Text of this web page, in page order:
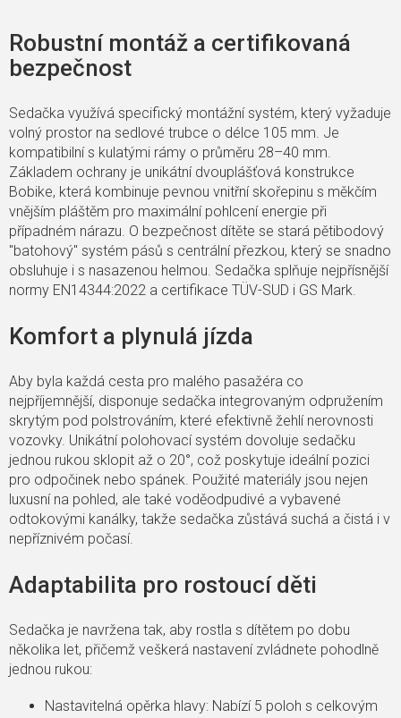
Robustní montáž a certifikovaná
bezpečnost
Sedačka využívá specifický montážní systém, který vyžaduje
volný prostor na sedlové trubce o délce 105 mm. Je
kompatibilní s kulatými rámy o průměru 28–40 mm.
Základem ochrany je unikátní dvouplášťová konstrukce
Bobike, která kombinuje pevnou vnitřní skořepinu s měkčím
vnějším pláštěm pro maximální pohlcení energie při
případném nárazu. O bezpečnost dítěte se stará pětibodový
"batohový" systém pásů s centrální přezkou, který se snadno
obsluhuje i s nasazenou helmou. Sedačka splňuje nejpřísnější
normy EN14344:2022 a certifikace TÜV-SUD i GS Mark.
Komfort a plynulá jízda
Aby byla každá cesta pro malého pasažéra co
nejpříjemnější, disponuje sedačka integrovaným odpružením
skrytým pod polstrováním, které efektivně žehlí nerovnosti
vozovky. Unikátní polohovací systém dovoluje sedačku
jednou rukou sklopit až o 20°, což poskytuje ideální pozici
pro odpočinek nebo spánek. Použité materiály jsou nejen
luxusní na pohled, ale také voděodpudivé a vybavené
odtokovými kanálky, takže sedačka zůstává suchá a čistá i v
nepříznivém počasí.
Adaptabilita pro rostoucí děti
Sedačka je navržena tak, aby rostla s dítětem po dobu
několika let, přičemž veškerá nastavení zvládnete pohodlně
jednou rukou:
Nastavitelná opěrka hlavy: Nabízí 5 poloh s celkovým